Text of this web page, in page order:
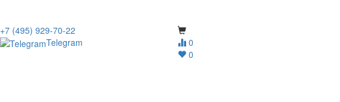
0
0
+7 (495) 929-70-22
Telegram